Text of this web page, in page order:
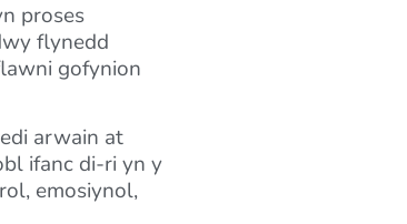
proses
flynedd
gofynion
arwain at
ifanc di-ri yn y
emosiynol,